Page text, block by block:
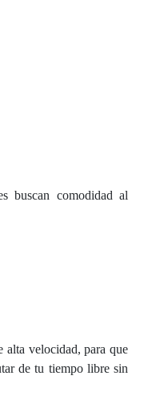
buscan comodidad al
velocidad, para que
de tu tiempo libre sin